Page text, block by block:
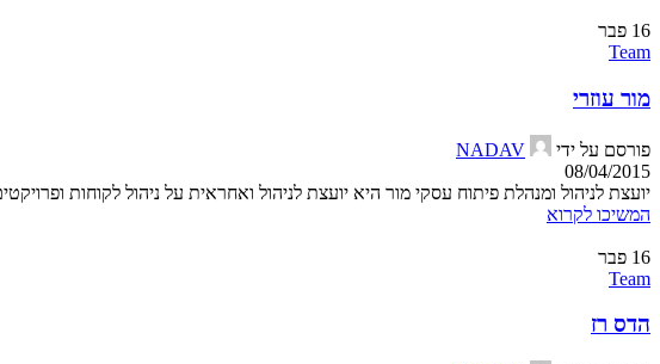
16 פבר
Team
מור עוזרי
פורסם על ידי
NADAV
08/04/2015
יועצת לניהול ומנהלת פיתוח עסקי מור היא יועצת לניהול ואחראית על ניהול לקוחות
המשיכו לקרוא
16 פבר
Team
הדס רז